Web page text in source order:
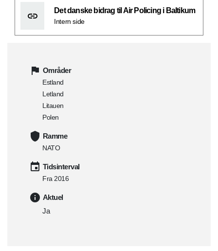
Det danske bidrag til Air Policing i Baltikum
Intern side
Områder
Estland
Letland
Litauen
Polen
Ramme
NATO
Tidsinterval
Fra 2016
Aktuel
Ja